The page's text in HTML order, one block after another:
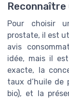
Pour choisir
prostate, il est
avis
idée, mais il
exacte, la
taux d’huile de
bio), et la